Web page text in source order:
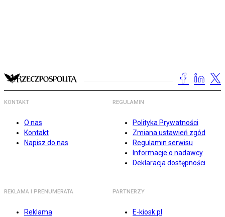
KONTAKT
O nas
Kontakt
Napisz do nas
REGULAMIN
Polityka Prywatności
Zmiana ustawień zgód
Regulamin serwisu
Informacje o nadawcy
Deklaracja dostępności
REKLAMA I PRENUMERATA
Reklama
PARTNERZY
E-kiosk.pl